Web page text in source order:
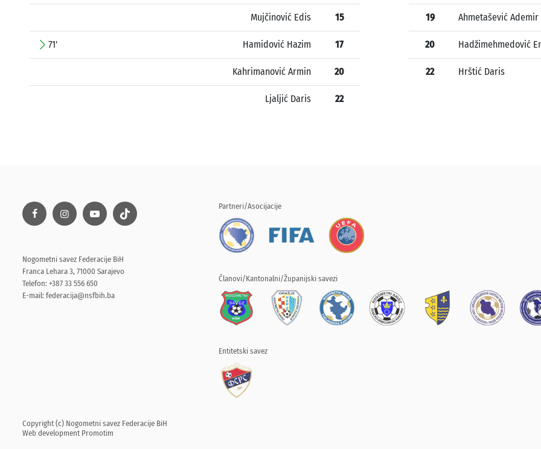
Mujčinović Edis 15
71' Hamidović Hazim 17
Kahrimanović Armin 20
Ljaljić Daris 22
19 Ahmetašević Ademir
20 Hadžimehmedović
22 Hrštić Daris
Nogometni savez Federacije BiH
Franca Lehara 3, 71000 Sarajevo
Telefon: +387 33 556 650
E-mail: federacija@nsfbih.ba
Partneri/Asocijacije
Članovi/Kantonalni/Županijski savezi
Entitetski savez
Copyright (c) Nogometni savez Federacije BiH
Web development Promotim